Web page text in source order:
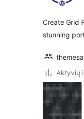
Create Grid
stunning
Aktyvių